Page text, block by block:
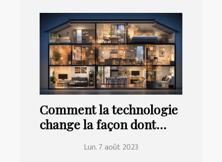
Comment la technologie
change la façon dont
Lun. 7 août 2023